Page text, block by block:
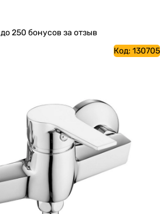
до 250 бонусов за отзыв
Код: 130705